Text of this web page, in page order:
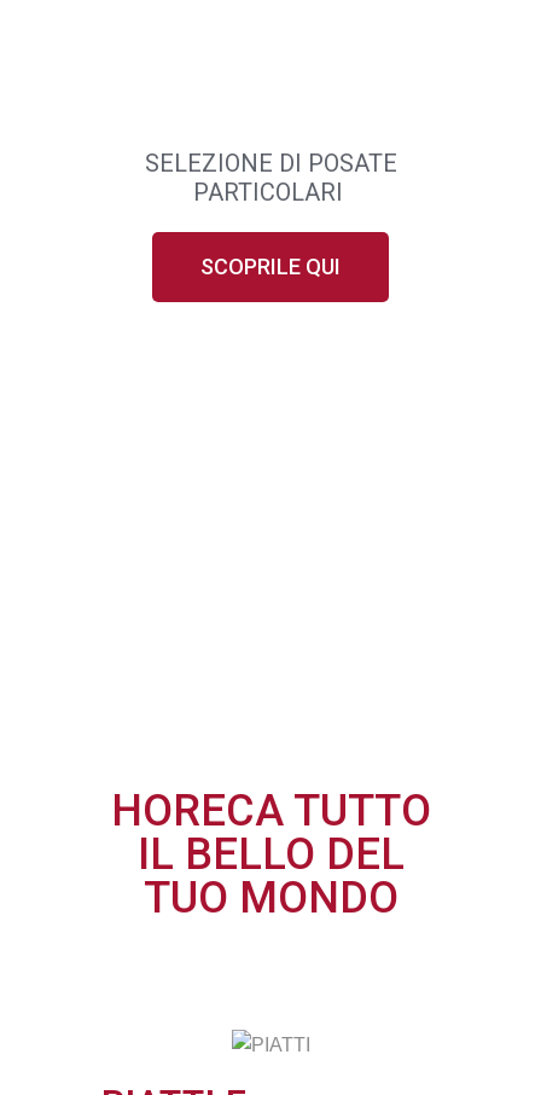
SELEZIONE DI POSATE
PARTICOLARI
SCOPRILE QUI
HORECA TUTTO
IL BELLO DEL
TUO MONDO